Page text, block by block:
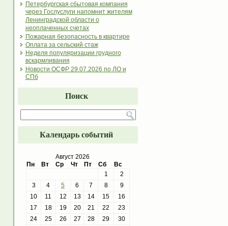
Петербургская сбытовая компания
через Гослуслуги напомнит жителям
Ленинградской области о
неоплаченных счетах
Пожарная безопасность в квартире
Оплата за сельский стаж
Неделя популяризации грудного
вскармливания
Новости ОСФР 29.07.2026 по ЛО и
СПб
Поиск
Календарь событий
Август 2026
Пн
Вт Ср Чт Пт Сб
Вс
1
2
3
4 5 6 7 8
9
10
11 12 13 14 15
16
17
18 19 20 21 22
23
24
25 26 27 28 29
30